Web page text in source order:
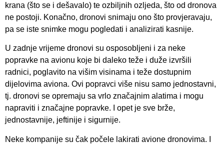
krana (što se i dešavalo) te ozbiljnih ozljeda, što od dronova
ne postoji. Konačno, dronovi snimaju ono što provjeravaju,
pa se iste snimke mogu pogledati i analizirati kasnije.
U zadnje vrijeme dronovi su osposobljeni i za neke
popravke na avionu koje bi daleko teže i duže izvršili
radnici, poglavito na višim visinama i teže dostupnim
dijelovima aviona. Ovi popravci više nisu samo jednostavni,
tj. dronovi se opremaju sa vrlo značajnim alatima i mogu
napraviti i značajne popravke. I opet je sve brže,
jednostavnije, jeftinije i sigurnije.
Neke kompanije su čak počele lakirati avione dronovima. I